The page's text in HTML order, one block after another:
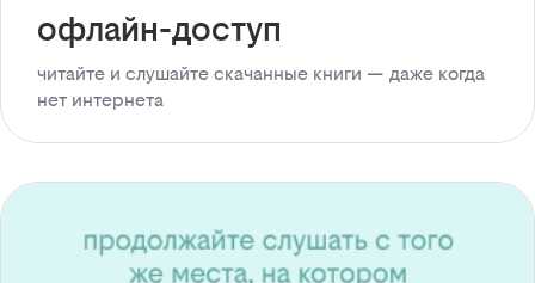
офлайн-доступ
читайте и слушайте скачанные книги — даже когда
нет интернета